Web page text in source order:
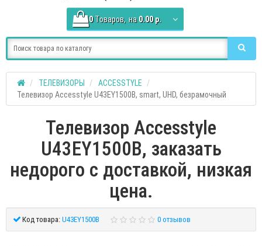
0 Tоваров, на 0.00 р.
ТЕЛЕВИЗОРЫ
ACCESSTYLE
Телевизор Accesstyle U43EY1500B, smart, UHD, безрамочный
Телевизор Accesstyle
U43EY1500B, заказать
недорого с доставкой, низкая
цена.
Код товара: U43EY1500B 0 отзывов